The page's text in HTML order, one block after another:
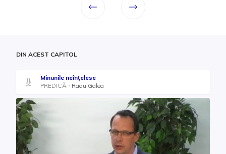
DIN ACEST CAPITOL
Minunile neînțelese
PREDICĂ
Radu Galea